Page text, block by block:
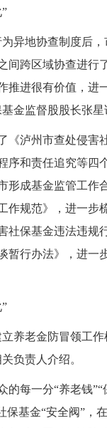
地协查制度后，
间跨区域协查进行
推进很有价值，进
金监督股股长张星
泸州市查处侵害
序和责任追究等四
形成基金监管工作
作规范》，进一步
社保基金违法违规
暂行办法》，进一
老金防冒领工作
负责人介绍。
每一分“养老钱”“
保基金“安全阀”，